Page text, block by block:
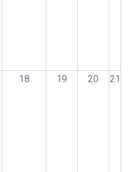
18 19 20 21